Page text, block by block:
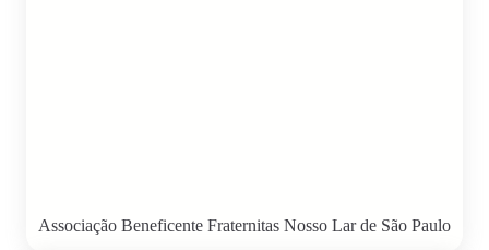
Associação Beneficente Fraternitas Nosso Lar de São Paulo